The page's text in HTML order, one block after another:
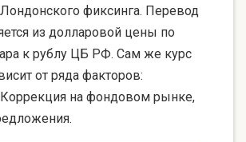
фиксинга. Перевод
из долларовой цены по
к рублу ЦБ РФ. Сам же курс
от ряда факторов:
на фондовом рынке,